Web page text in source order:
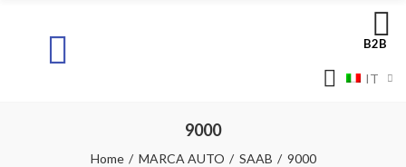
B2B
IT
9000
Home MARCA AUTO SAAB 9000